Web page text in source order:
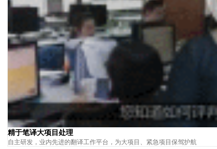
精于笔译大项目处理
自主研发，业内先进的翻译工作平台，为大项目、紧急项目保驾护航